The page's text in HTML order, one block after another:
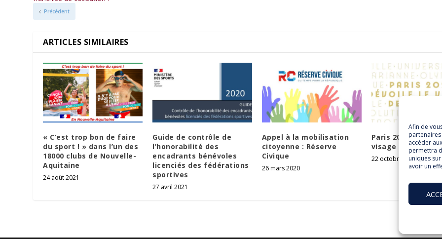
Afin de
accéder
permettra
uniques
avoir un
Précédent
ARTICLES SIMILAIRES
« C’est trop bon de faire
du sport ! » dans l’un des
18000 clubs de Nouvelle-
Aquitaine
24 août 2021
Guide de contrôle de
l’honorabilité des
encadrants bénévoles
licenciés des fédérations
sportives
27 avril 2021
Appel à la mobilisation
citoyenne : Réserve
Civique
26 mars 2020
Paris 2024 dévoile
visage de ses Jeux
22 octobre 2019